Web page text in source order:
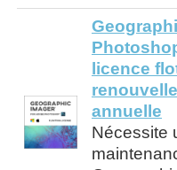
licence
annuelle
Nécessite